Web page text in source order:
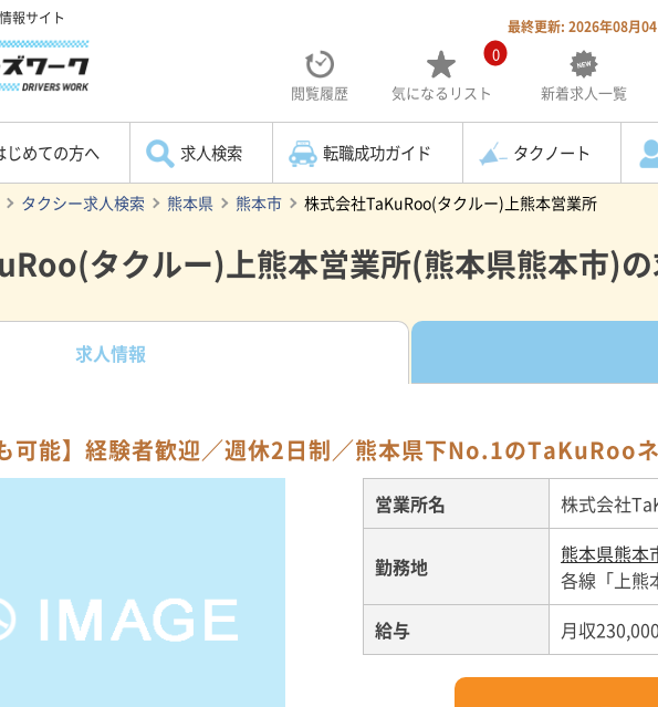
報サイト 最終更新: 2026年08月
新着求人一覧
閲覧履歴
0
気になる リスト
じめての方へ 求人検索 転職成功ガイド タクノート
タクシー求人検索 熊本県 熊本市 株式会社TaKuRoo(タクルー)上熊本営業所
タクルー)上熊本営業所(熊本県熊本市)
求人情報
可能】経験者歓迎／週休2日制／熊本県下No.1のTaKuRoo
営業所名 株式会社
勤務地 熊本県熊本
各線「上熊
給与
月収